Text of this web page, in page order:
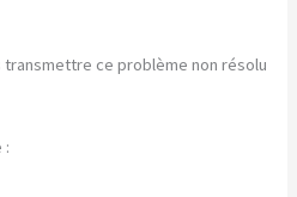
ce problème non résolu
: